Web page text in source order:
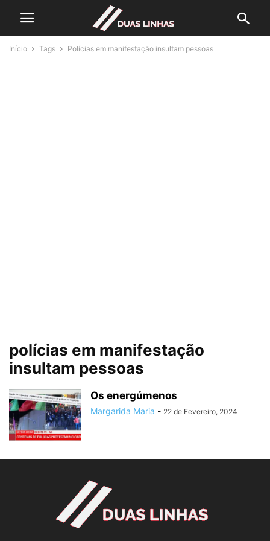
Início Tags Polícias em manifestação insultam pessoas
polícias em manifestação
insultam pessoas
Os energúmenos
Margarida Maria - 22 de Fevereiro, 2024